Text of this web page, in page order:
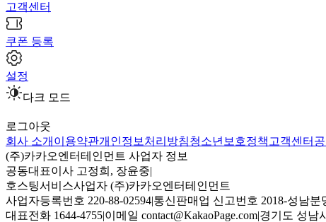
고객센터
쿠폰 등록
설정
다크 모드
로그아웃
회사 소개 이용약관개인정보처리방침청소년보호정책 고객센터
(주)카카오엔터테인먼트 사업자 정보
공동대표이사 고정희, 장윤중|
호스팅서비스사업자 (주)카카오엔터테인먼트
사업자등록번호 220-88-02594|통신판매업 신고번호 2018-성남분
대표전화 1644-4755|이메일 contact@KakaoPage.com|경기도 성남